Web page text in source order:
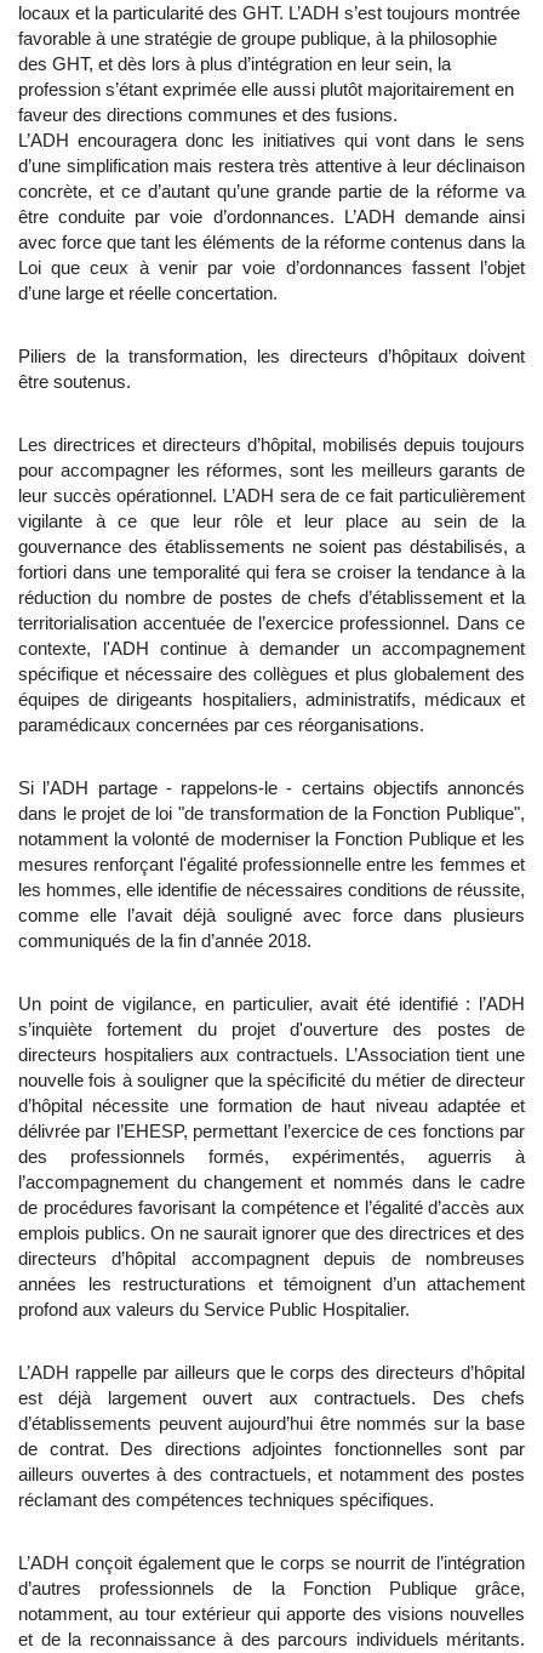
locaux et la particularité des GHT. L’ADH s’est toujours montrée
favorable à une stratégie de groupe publique, à la philosophie
des GHT, et dès lors à plus d’intégration en leur sein, la
profession s’étant exprimée elle aussi plutôt majoritairement en
faveur des directions communes et des fusions.
L’ADH encouragera donc les initiatives qui vont dans le sens
d’une simplification mais restera très attentive à leur déclinaison
concrète, et ce d’autant qu’une grande partie de la réforme va
être conduite par voie d’ordonnances. L’ADH demande ainsi
avec force que tant les éléments de la réforme contenus dans la
Loi que ceux à venir par voie d’ordonnances fassent l’objet
d’une large et réelle concertation.
Piliers de la transformation, les directeurs d’hôpitaux doivent
être soutenus.
Les directrices et directeurs d’hôpital, mobilisés depuis toujours
pour accompagner les réformes, sont les meilleurs garants de
leur succès opérationnel. L’ADH sera de ce fait particulièrement
vigilante à ce que leur rôle et leur place au sein de la
gouvernance des établissements ne soient pas déstabilisés, a
fortiori dans une temporalité qui fera se croiser la tendance à la
réduction du nombre de postes de chefs d’établissement et la
territorialisation accentuée de l’exercice professionnel. Dans ce
contexte, l'ADH continue à demander un accompagnement
spécifique et nécessaire des collègues et plus globalement des
équipes de dirigeants hospitaliers, administratifs, médicaux et
paramédicaux concernées par ces réorganisations.
Si l’ADH partage - rappelons-le - certains objectifs annoncés
dans le projet de loi "de transformation de la Fonction Publique",
notamment la volonté de moderniser la Fonction Publique et les
mesures renforçant l'égalité professionnelle entre les femmes et
les hommes, elle identifie de nécessaires conditions de réussite,
comme elle l’avait déjà souligné avec force dans plusieurs
communiqués de la fin d’année 2018.
Un point de vigilance, en particulier, avait été identifié : l’ADH
s’inquiète fortement du projet d'ouverture des postes de
directeurs hospitaliers aux contractuels. L’Association tient une
nouvelle fois à souligner que la spécificité du métier de directeur
d’hôpital nécessite une formation de haut niveau adaptée et
délivrée par l’EHESP, permettant l’exercice de ces fonctions par
des professionnels formés, expérimentés, aguerris à
l’accompagnement du changement et nommés dans le cadre
de procédures favorisant la compétence et l’égalité d’accès aux
emplois publics. On ne saurait ignorer que des directrices et des
directeurs d’hôpital accompagnent depuis de nombreuses
années les restructurations et témoignent d’un attachement
profond aux valeurs du Service Public Hospitalier.
L’ADH rappelle par ailleurs que le corps des directeurs d’hôpital
est déjà largement ouvert aux contractuels. Des chefs
d’établissements peuvent aujourd’hui être nommés sur la base
de contrat. Des directions adjointes fonctionnelles sont par
ailleurs ouvertes à des contractuels, et notamment des postes
réclamant des compétences techniques spécifiques.
L’ADH conçoit également que le corps se nourrit de l’intégration
d’autres professionnels de la Fonction Publique grâce,
notamment, au tour extérieur qui apporte des visions nouvelles
et de la reconnaissance à des parcours individuels méritants.